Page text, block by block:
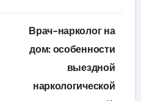
Врач-нарколог на
дом: особенности
выездной
наркологической